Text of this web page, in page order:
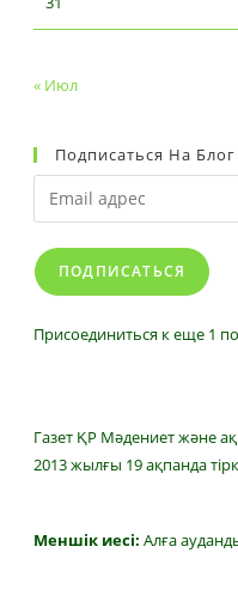
« Июл
Подписаться На
Email
адрес
ПОДПИСАТЬСЯ
Присоединиться к еще 1
Газет ҚР Мәдениет және
2013 жылғы 19 ақпанда
Меншік иесі: Алға